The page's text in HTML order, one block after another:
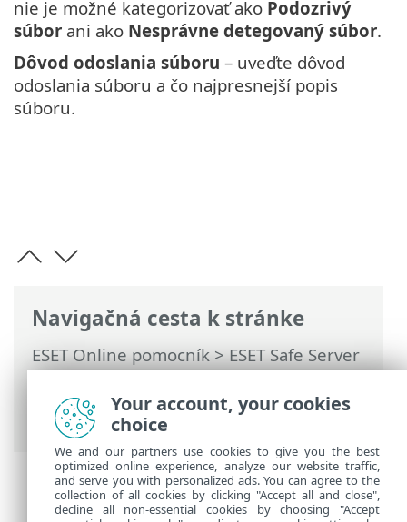
Navigačná cesta k stránke
ESET Online pomocník>ESET Safe Server
>Práca s programom ESET Safe Server>
Nástroje
>Vybrať vzorku na analýzu>
Vybrať vzorku na analýzu – Iné
nie je možné kategorizovať ako Podozrivý
súbor ani ako Nesprávne detegovaný súbor.
Dôvod odoslania súboru – uveďte dôvod
odoslania súboru a čo najpresnejší popis
súboru.
Your account, your cookies
choice
We and our partners use cookies to give you the best
optimized online experience, analyze our website traffic,
and serve you with personalized ads. You can agree to the
collection of all cookies by clicking "Accept all and close",
decline all non-essential cookies by choosing "Accept